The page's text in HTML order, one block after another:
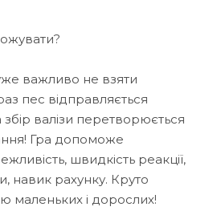
важливо не взяти
пес відправляється
збір валізи перетворюється
Гра допоможе
швидкість реакції,
навик рахунку. Круто
маленьких і дорослих!